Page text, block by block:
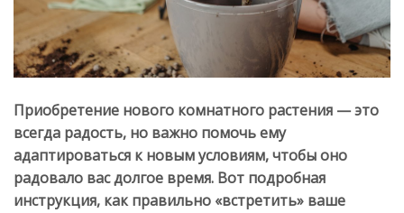
Приобретение нового комнатного растения — это
всегда радость, но важно помочь ему
адаптироваться к новым условиям, чтобы оно
радовало вас долгое время. Вот подробная
инструкция, как правильно «встретить» ваше